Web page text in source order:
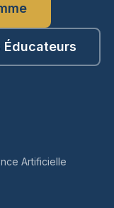
Artificielle